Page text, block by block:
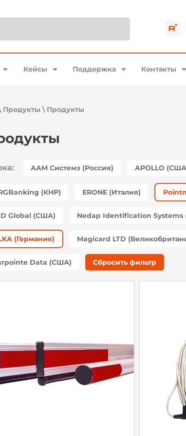
Кейсы Поддержка Контакты
Продукты \ Продукты
ААМ Системз (Россия) APOLLO
(КНР) ERONE (Италия)
Global (США) Nedap Identification
(Германия) Magicard LTD
Data (США) Сбросить фильтр